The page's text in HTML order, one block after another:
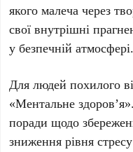
якого малеча через
свої внутрішні
у безпечній атмосфері.
Для людей похилого
«Ментальне
поради щодо
зниження рівня